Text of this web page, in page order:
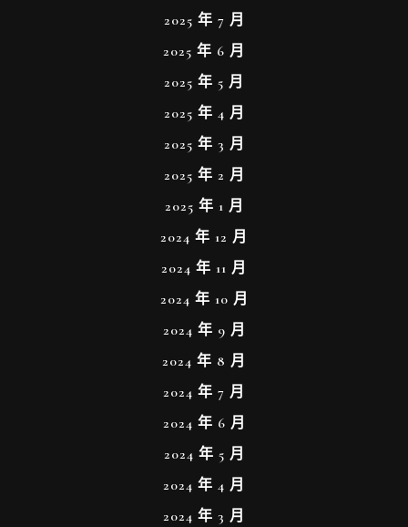
2025 年 7 月
2025 年 6 月
2025 年 5 月
2025 年 4 月
2025 年 3 月
2025 年 2 月
2025 年 1 月
2024 年 12 月
2024 年 11 月
2024 年 10 月
2024 年 9 月
2024 年 8 月
2024 年 7 月
2024 年 6 月
2024 年 5 月
2024 年 4 月
2024 年 3 月